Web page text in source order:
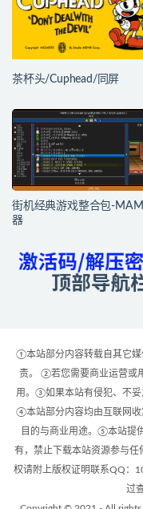
茶杯头/Cuphead/同屏
街机经典游戏整合包-
器
①本站部分内容转载自其它媒
责。 ②若您需要商业运营或
用。③如果本站有侵犯、不妥
④本站部分内容均由互联网收
目的与商业用途。⑤本站提
有，禁止下载本站资源参与
权请附上版权证明联系QQ：
过